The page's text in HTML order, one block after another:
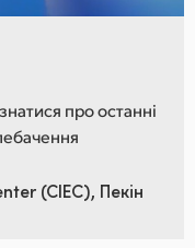
про останні
(CIEC), Пекін